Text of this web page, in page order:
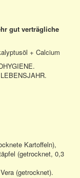
gut verträgliche
+ Calcium
Kartoffeln),
(getrocknet, 0,3
(getrocknet).